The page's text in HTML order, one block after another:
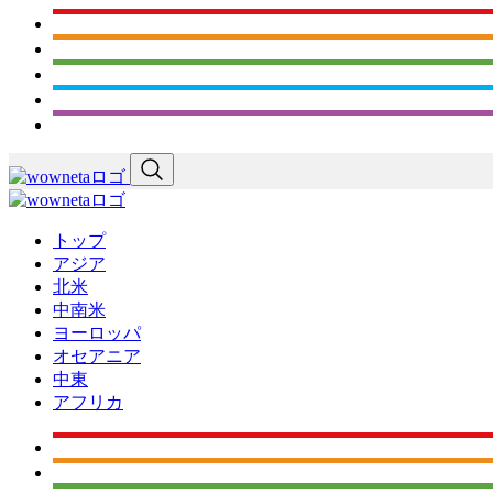
トップ
アジア
北米
中南米
ヨーロッパ
オセアニア
中東
アフリカ